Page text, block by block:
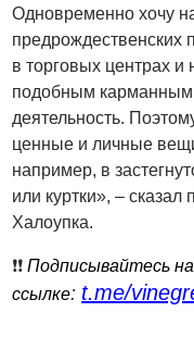
Одновременно хочу
предрождественских
в торговых центрах и
подобным
деятельность.
ценные и личные
например, в
или куртки», –
Халоупка.
❗️❗️Подписывайтесь
ссылке: t.me/